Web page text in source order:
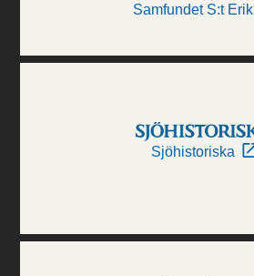
Samfundet S:t Erik
Sjöhistoriska